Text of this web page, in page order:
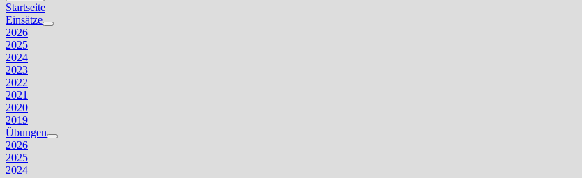
Startseite
Einsätze
Untermenü
2026
2025
2024
2023
2022
2021
2020
2019
Übungen
Untermenü
2026
2025
2024